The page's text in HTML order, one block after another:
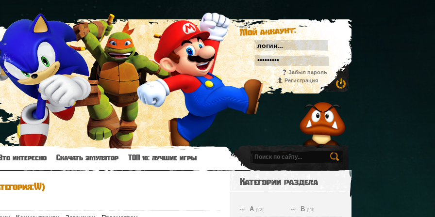
Мой аккаунт:
Забыл пароль
Регистрация
интересно Скачать эмулятор ТОП 10: лучшие игры
Категории раздела
A [22] B [23]